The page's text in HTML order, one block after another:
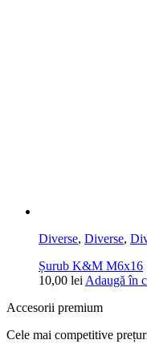
Diverse, Diverse,
Șurub K&M M6x16
10,00 lei Adaugă în
Accesorii premium
Cele mai competitive